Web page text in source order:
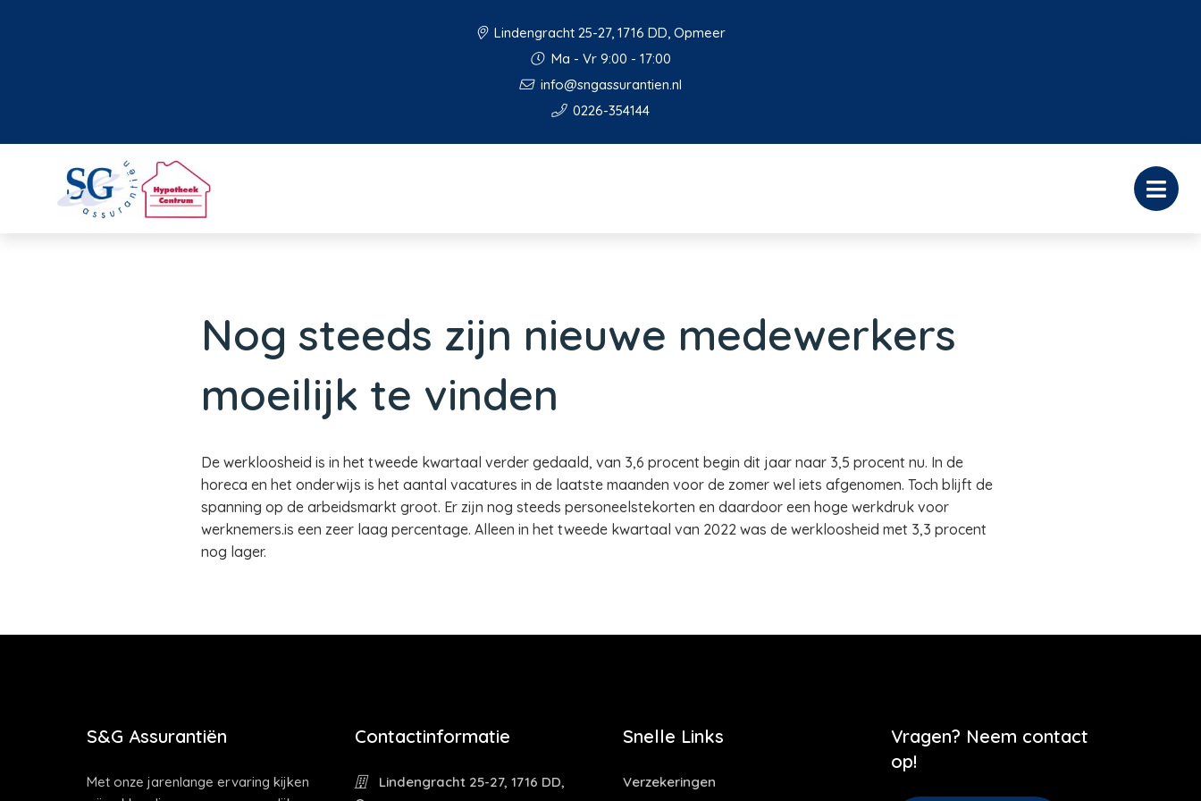
Lindengracht 25-27, 1716 DD, Opmeer
Ma - Vr 9:00 - 17:00
info@sngassurantien.nl
0226-354144
Nog steeds zijn nieuwe medewerkers
moeilijk te vinden
De werkloosheid is in het tweede kwartaal verder gedaald, van 3,6 procent begin dit jaar naar 3,5 procent nu. In de
horeca en het onderwijs is het aantal vacatures in de laatste maanden voor de zomer wel iets afgenomen. Toch blijft de
spanning op de arbeidsmarkt groot. Er zijn nog steeds personeelstekorten en daardoor een hoge werkdruk voor
werknemers.is een zeer laag percentage. Alleen in het tweede kwartaal van 2022 was de werkloosheid met 3,3 procent
nog lager.
S&G Assurantiën
Met onze jarenlange ervaring kijken
Contactinformatie
Lindengracht 25-27, 1716 DD,
Snelle Links
Verzekeringen
Vragen? Neem contact
op!